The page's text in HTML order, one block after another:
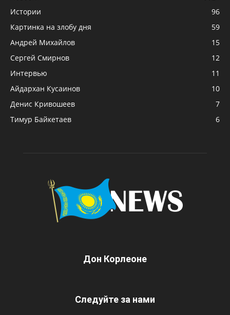
Истории
96
Картинка на злобу дня
59
Андрей Михайлов
15
Сергей Смирнов
12
Интервью
11
Айдархан Кусаинов
10
Денис Кривошеев
7
Тимур Байкетаев
6
Дон Корлеоне
Следуйте за нами